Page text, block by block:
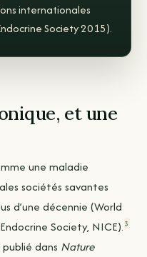
internationales
Society 2015).
et une
une maladie
sociétés savantes
d’une décennie (World
Society, NICE). 3
dans Nature